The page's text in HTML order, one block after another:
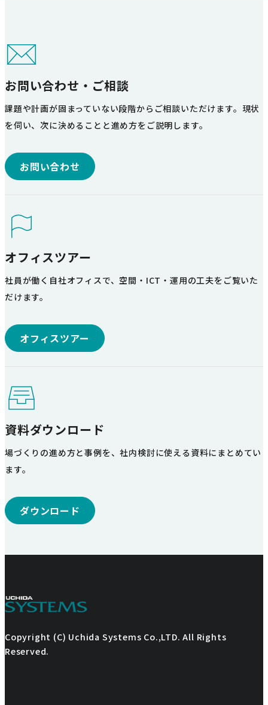
お問い合わせ・ご相談
課題や計画が固まっていない段階からご相談いただけます。現状
を伺い、次に決めることと進め方をご説明します。
お問い合わせ
オフィスツアー
社員が働く自社オフィスで、空間・ICT・運用の工夫をご覧いた
だけます。
オフィスツアー
資料ダウンロード
場づくりの進め方と事例を、社内検討に使える資料にまとめてい
ます。
ダウンロード
Copyright (C) Uchida Systems Co.,LTD. All Rights
Reserved.